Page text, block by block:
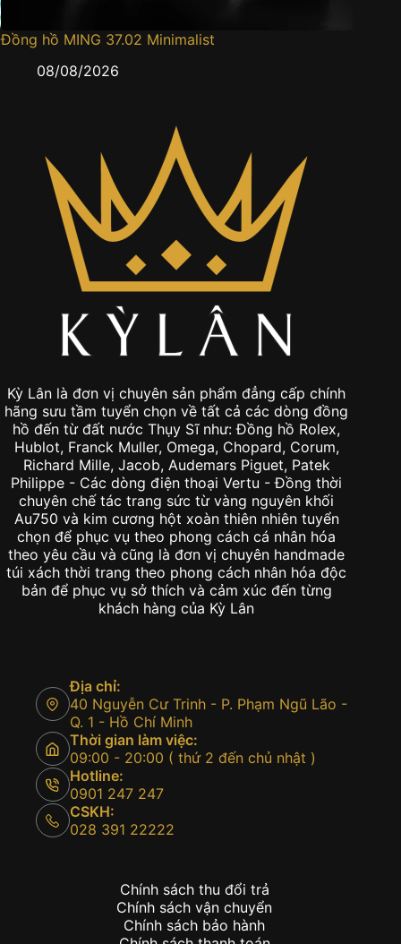
Đồng hồ MING 37.02 Minimalist
08/08/2026
Kỳ Lân là đơn vị chuyên sản phẩm đẳng cấp chính
hãng sưu tầm tuyển chọn về tất cả các dòng đồng
hồ đến từ đất nước Thụy Sĩ như: Đồng hồ Rolex,
Hublot, Franck Muller, Omega, Chopard, Corum,
Richard Mille, Jacob, Audemars Piguet, Patek
Philippe - Các dòng điện thoại Vertu - Đồng thời
chuyên chế tác trang sức từ vàng nguyên khối
Au750 và kim cương hột xoàn thiên nhiên tuyển
chọn để phục vụ theo phong cách cá nhân hóa
theo yêu cầu và cũng là đơn vị chuyên handmade
túi xách thời trang theo phong cách nhân hóa độc
bản để phục vụ sở thích và cảm xúc đến từng
khách hàng của Kỳ Lân
Địa chỉ:
40 Nguyễn Cư Trinh - P. Phạm Ngũ Lão -
Q. 1 - Hồ Chí Minh
Thời gian làm việc:
09:00 - 20:00 ( thứ 2 đến chủ nhật )
Hotline:
0901 247 247
CSKH:
028 391 22222
Chính sách thu đổi trả
Chính sách vận chuyển
Chính sách bảo hành